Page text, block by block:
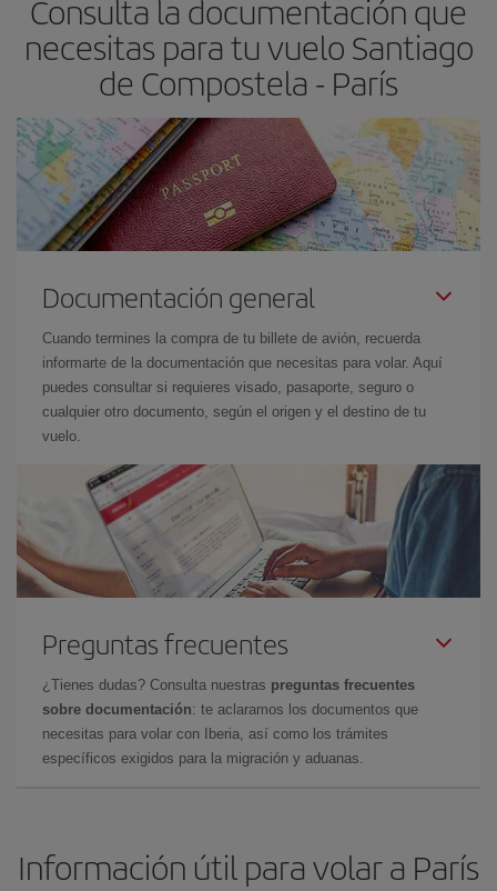
Consulta la documentación que
necesitas para tu vuelo Santiago
de Compostela - París
Documentación general
Cuando termines la compra de tu billete de avión, recuerda
informarte de la documentación que necesitas para volar. Aquí
puedes consultar si requieres visado, pasaporte, seguro o
cualquier otro documento, según el origen y el destino de tu
vuelo.
Preguntas frecuentes
¿Tienes dudas? Consulta nuestras preguntas frecuentes
sobre documentación: te aclaramos los documentos que
necesitas para volar con Iberia, así como los trámites
específicos exigidos para la migración y aduanas.
Información útil para volar a París